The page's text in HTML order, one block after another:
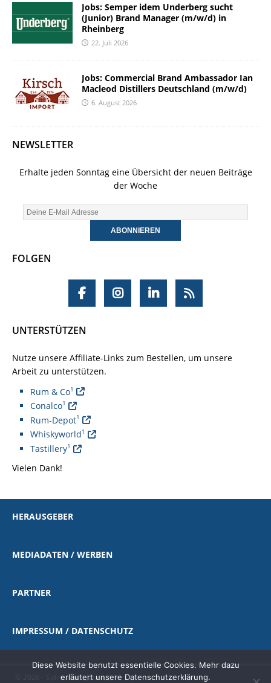
Jobs: Semper idem Underberg sucht
(Junior) Brand Manager (m/w/d) in
Rheinberg
22. Juli 2026
Jobs: Commercial Brand Ambassador Ian
Macleod Distillers Deutschland (m/w/d)
6. August 2026
NEWSLETTER
Erhalte jeden Sonntag eine Übersicht der neuen Beiträge
der Woche
FOLGEN
UNTERSTÜTZEN
Nutze unsere Affiliate-Links zum Bestellen, um unsere
Arbeit zu unterstützen.
Rum & Co1
Conalco1
Rum-Depot1
Whiskyworld1
Tastillery1
Vielen Dank!
HERAUSGEBER
MEDIADATEN / WERBEN
PARTNER
IMPRESSUM / DATENSCHUTZ
© 2026 - Spirituosen-Journal.de
Diese Website benutzt essentielle Cookies. Mehr dazu
erläutert unsere Datenschutzerklärung.